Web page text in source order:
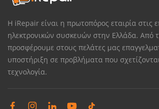
Η iRepair είναι η πρωτοπόρος εταιρία στις
ηλεκτρονικών συσκευών στην Ελλάδα. Από
προσφέρουμε στους πελάτες μας
υποστήριξη σε προβλήματα που
τεχνολογία.